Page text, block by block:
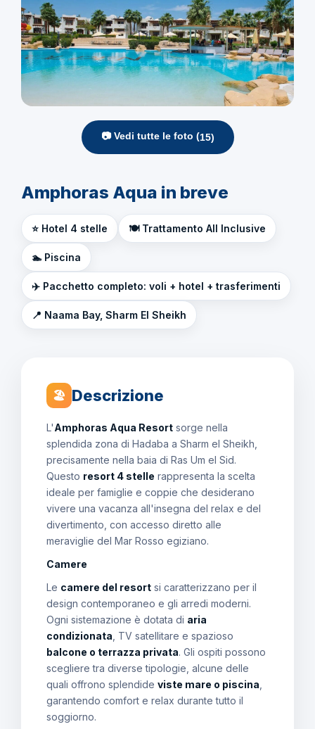
📷 Vedi tutte le foto (15)
Amphoras Aqua in breve
⭐ Hotel 4 stelle 🍽️ Trattamento All Inclusive
🏊 Piscina
✈️ Pacchetto completo: voli + hotel + trasferimenti
📍 Naama Bay, Sharm El Sheikh
🏖 Descrizione
L'Amphoras Aqua Resort sorge nella
splendida zona di Hadaba a Sharm el Sheikh,
precisamente nella baia di Ras Um el Sid.
Questo resort 4 stelle rappresenta la scelta
ideale per famiglie e coppie che desiderano
vivere una vacanza all'insegna del relax e del
divertimento, con accesso diretto alle
meraviglie del Mar Rosso egiziano.
Camere
Le camere del resort si caratterizzano per il
design contemporaneo e gli arredi moderni.
Ogni sistemazione è dotata di aria
condizionata , TV satellitare e spazioso
balcone o terrazza privata. Gli ospiti possono
scegliere tra diverse tipologie, alcune delle
quali offrono splendide viste mare o piscina
garantendo comfort e relax durante tutto il
soggiorno.